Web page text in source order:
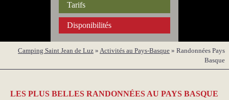
Tarifs
Disponibilités
Camping Saint Jean de Luz » Activités au Pays-Basque » Randonnées Pays
Basque
LES PLUS BELLES RANDONNÉES AU PAYS BASQUE